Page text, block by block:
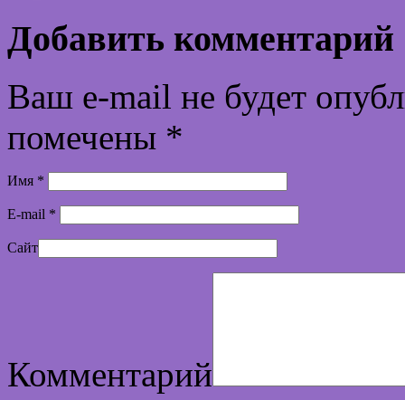
Добавить комментарий
Ваш e-mail не будет
помечены *
Имя *
E-mail *
Сайт
Комментарий